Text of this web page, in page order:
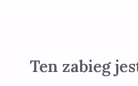
Ten zabieg